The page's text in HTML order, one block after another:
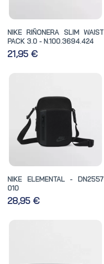
NIKE RIÑONERA SLIM WAIST
PACK 3.0 - N.100.3694.424
21,95 €
NIKE ELEMENTAL - DN2557
010
28,95 €